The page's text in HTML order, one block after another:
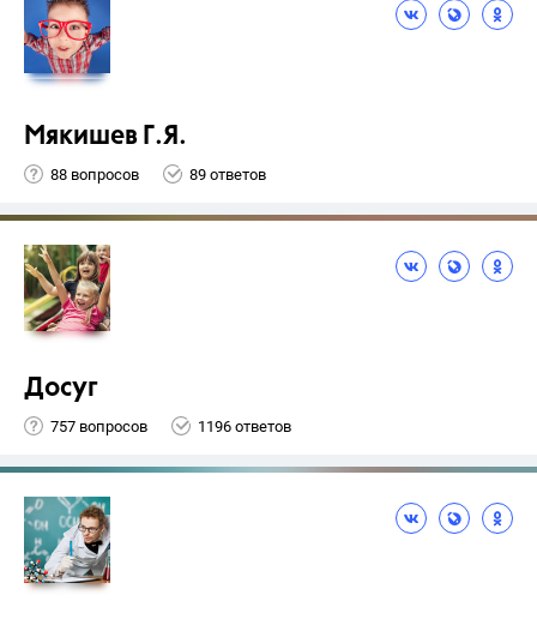
Мякишев Г.Я.
88 вопросов 89 ответов
Досуг
757 вопросов 1196 ответов